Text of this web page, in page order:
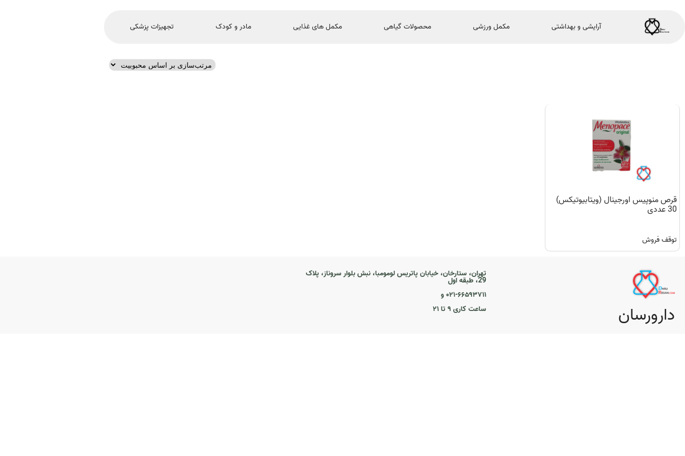
آرایشی و بهداشتی مکمل ورزشی محصولات گیاهی مکمل های غذایی مادر و کودک تجهیزات پزشکی
قرص منوپیس اورجینال (ویتابیوتیکس)
30 عددی
توقف فروش
دارورسان
تهران، ستارخان، خیابان پاتریس لومومبا، نبش بلوار سروناز، پلاک
29، طبقه اول
۰۲۱-۶۶۵۹۳۷۱۱ و
ساعت کاری ۹ تا ۲۱